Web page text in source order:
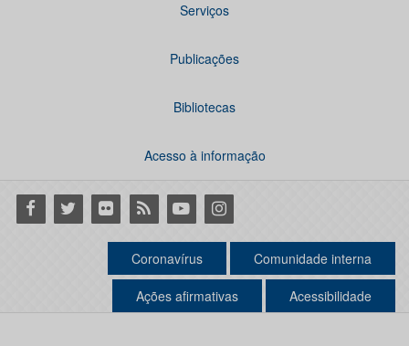
Serviços
Publicações
Bibliotecas
Acesso à informação
Facebook
Twitter Flickr RSS YoutubeInstagram
Coronavírus Comunidade interna
Ações afirmativas Acessibilidade